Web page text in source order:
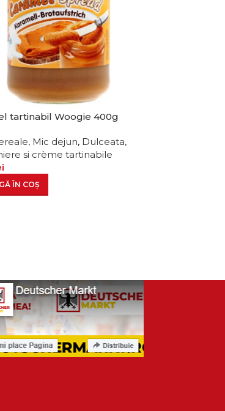
tartinabil Woogie 400g
Mic dejun, Dulceata,
si crème tartinabile
ÎN COȘ